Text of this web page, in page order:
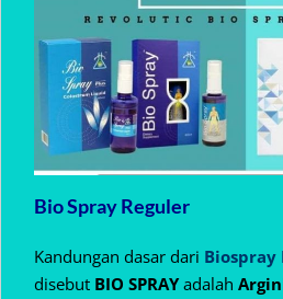
Bio Spray Reguler
Kandungan dasar dari
disebut BIO SPRAYadalah